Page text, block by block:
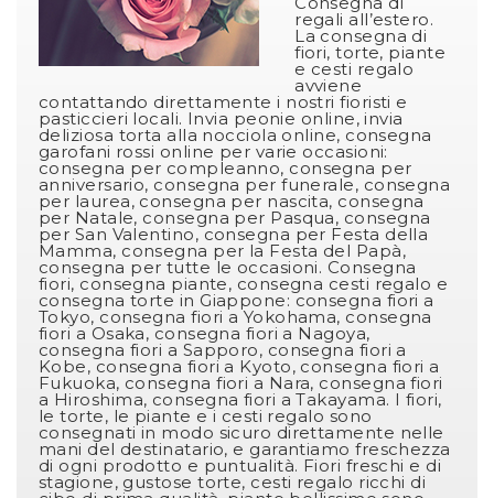
regali all’estero.
La consegna di
fiori, torte, piante
e cesti regalo
avviene
contattando direttamente i nostri fioristi e
pasticcieri locali. Invia peonie online, invia
deliziosa torta alla nocciola online, consegna
garofani rossi online per varie occasioni:
consegna per compleanno, consegna per
anniversario, consegna per funerale, consegna
per laurea, consegna per nascita, consegna
per Natale, consegna per Pasqua, consegna
per San Valentino, consegna per Festa della
Mamma, consegna per la Festa del Papà,
consegna per tutte le occasioni. Consegna
fiori, consegna piante, consegna cesti regalo e
consegna torte in Giappone: consegna fiori a
Tokyo, consegna fiori a Yokohama, consegna
fiori a Osaka, consegna fiori a Nagoya,
consegna fiori a Sapporo, consegna fiori a
Kobe, consegna fiori a Kyoto, consegna fiori a
Fukuoka, consegna fiori a Nara, consegna fiori
a Hiroshima, consegna fiori a Takayama. I fiori,
le torte, le piante e i cesti regalo sono
consegnati in modo sicuro direttamente nelle
mani del destinatario, e garantiamo freschezza
di ogni prodotto e puntualità. Fiori freschi e di
stagione, gustose torte, cesti regalo ricchi di